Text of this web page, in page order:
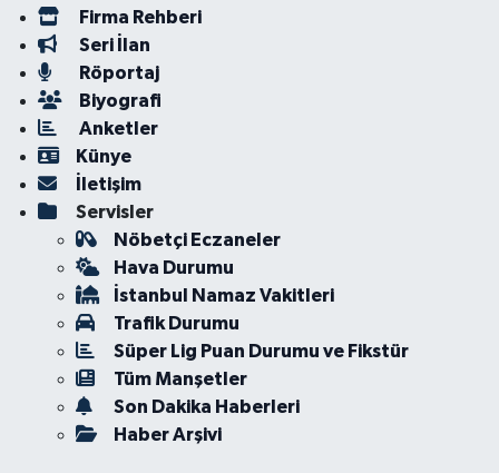
Firma Rehberi
Seri İlan
Röportaj
Biyografi
Anketler
Künye
İletişim
Servisler
Nöbetçi Eczaneler
Hava Durumu
İstanbul Namaz Vakitleri
Trafik Durumu
Süper Lig Puan Durumu ve Fikstür
Tüm Manşetler
Son Dakika Haberleri
Haber Arşivi